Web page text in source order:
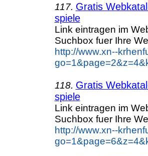
117. Gratis
spiele
Link eintragen im
Suchbox fuer Ihre
http://www.xn--
118. Gratis
spiele
Link eintragen im
Suchbox fuer Ihre
http://www.xn--